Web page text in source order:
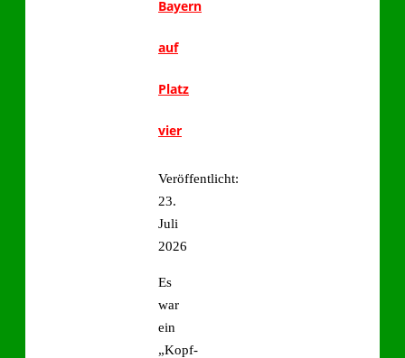
Bayern
auf
Platz
vier
Veröffentlicht:
23.
Juli
2026
Es
war
ein
„Kopf-